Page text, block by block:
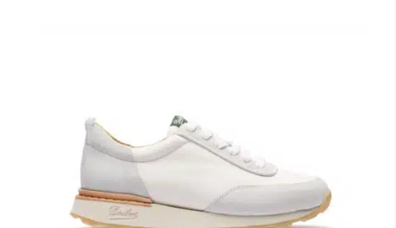
Notre histoire
Nos ateliers
Artisanat d’exception
Lookbook